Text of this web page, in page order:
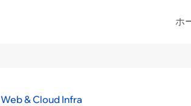
ホ
Web & Cloud Infra